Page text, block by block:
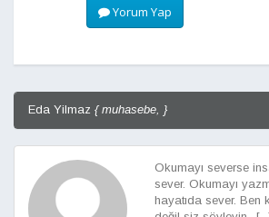
Yorum Yap
Eda Yilmaz { muhasebe, }
Okumayı severse
sever. Okumayı
hayatıda sever. Ben